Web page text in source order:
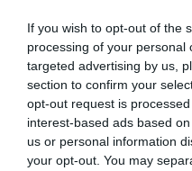
If you wish to opt-out of the
processing of your personal
targeted advertising by us,
section to confirm your
opt-out request is
interest-based ads based
us or personal information
your opt-out. You may
nevű repülőgépeMach
utazósebességetpróbál
egy másik technológiai
komoly előrelépés
repüléshez képest,
hiperszonikus